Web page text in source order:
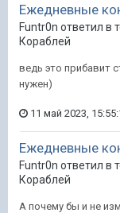
Ежедневные
Funtr0n ответил в
Кораблей
ведь это прибавит
нужен)
11 май 2023,
Ежедневные
Funtr0n ответил в
Кораблей
А почему бы и не